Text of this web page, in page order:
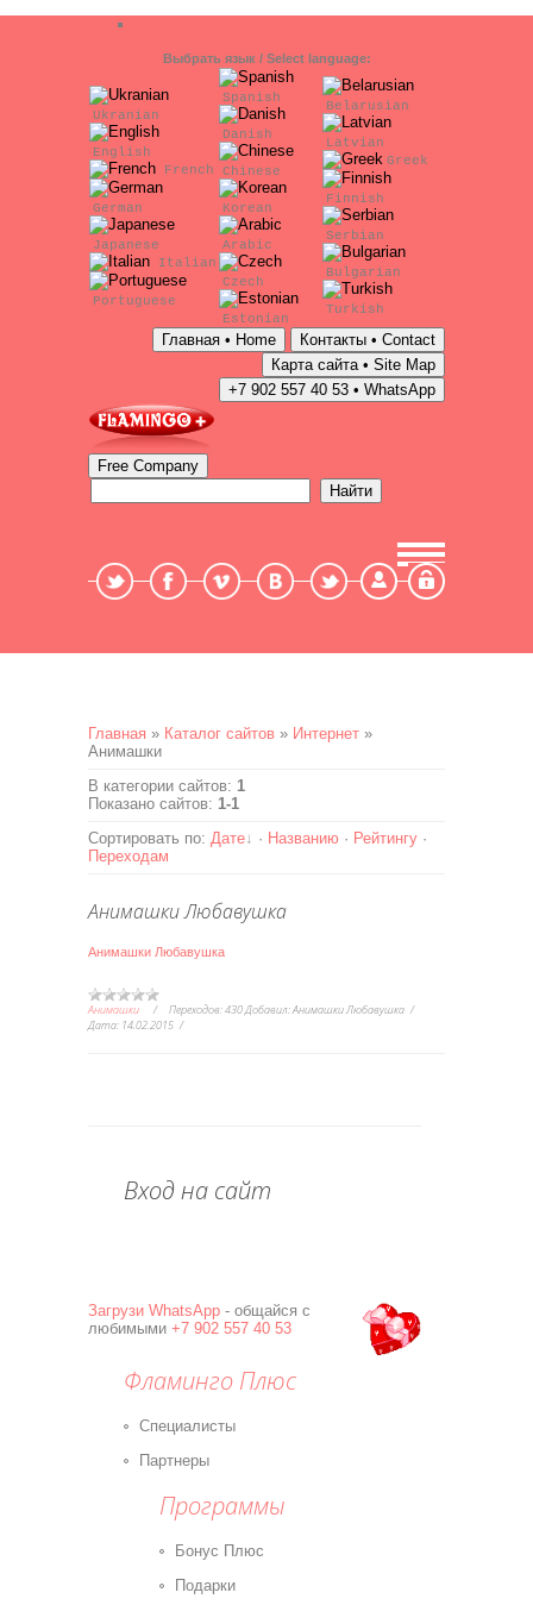
Выбрать язык / Select language:
Ukranian
English
French
German
Japanese
Italian
Portuguese
Spanish
Danish
Chinese
Korean
Arabic
Czech
Estonian
Belarusian
Latvian
Greek
Finnish
Serbian
Bulgarian
Turkish
Мой профиль
Главная » Каталог сайтов » Интернет »
Анимашки
В категории сайтов: 1
Показано сайтов: 1-1
Сортировать по: Дате · Названию · Рейтингу ·
Переходам
Анимашки Любавушка
Анимашки Любавушка
Анимашки Переходов:430Добавил:Анимашки Любавушка
Дата: 14.02.2015
Вход на сайт
Загрузи WhatsApp - общайся с
любимыми +7 902 557 40 53
Фламинго Плюс
Специалисты
Партнеры
Программы
Бонус Плюс
Подарки